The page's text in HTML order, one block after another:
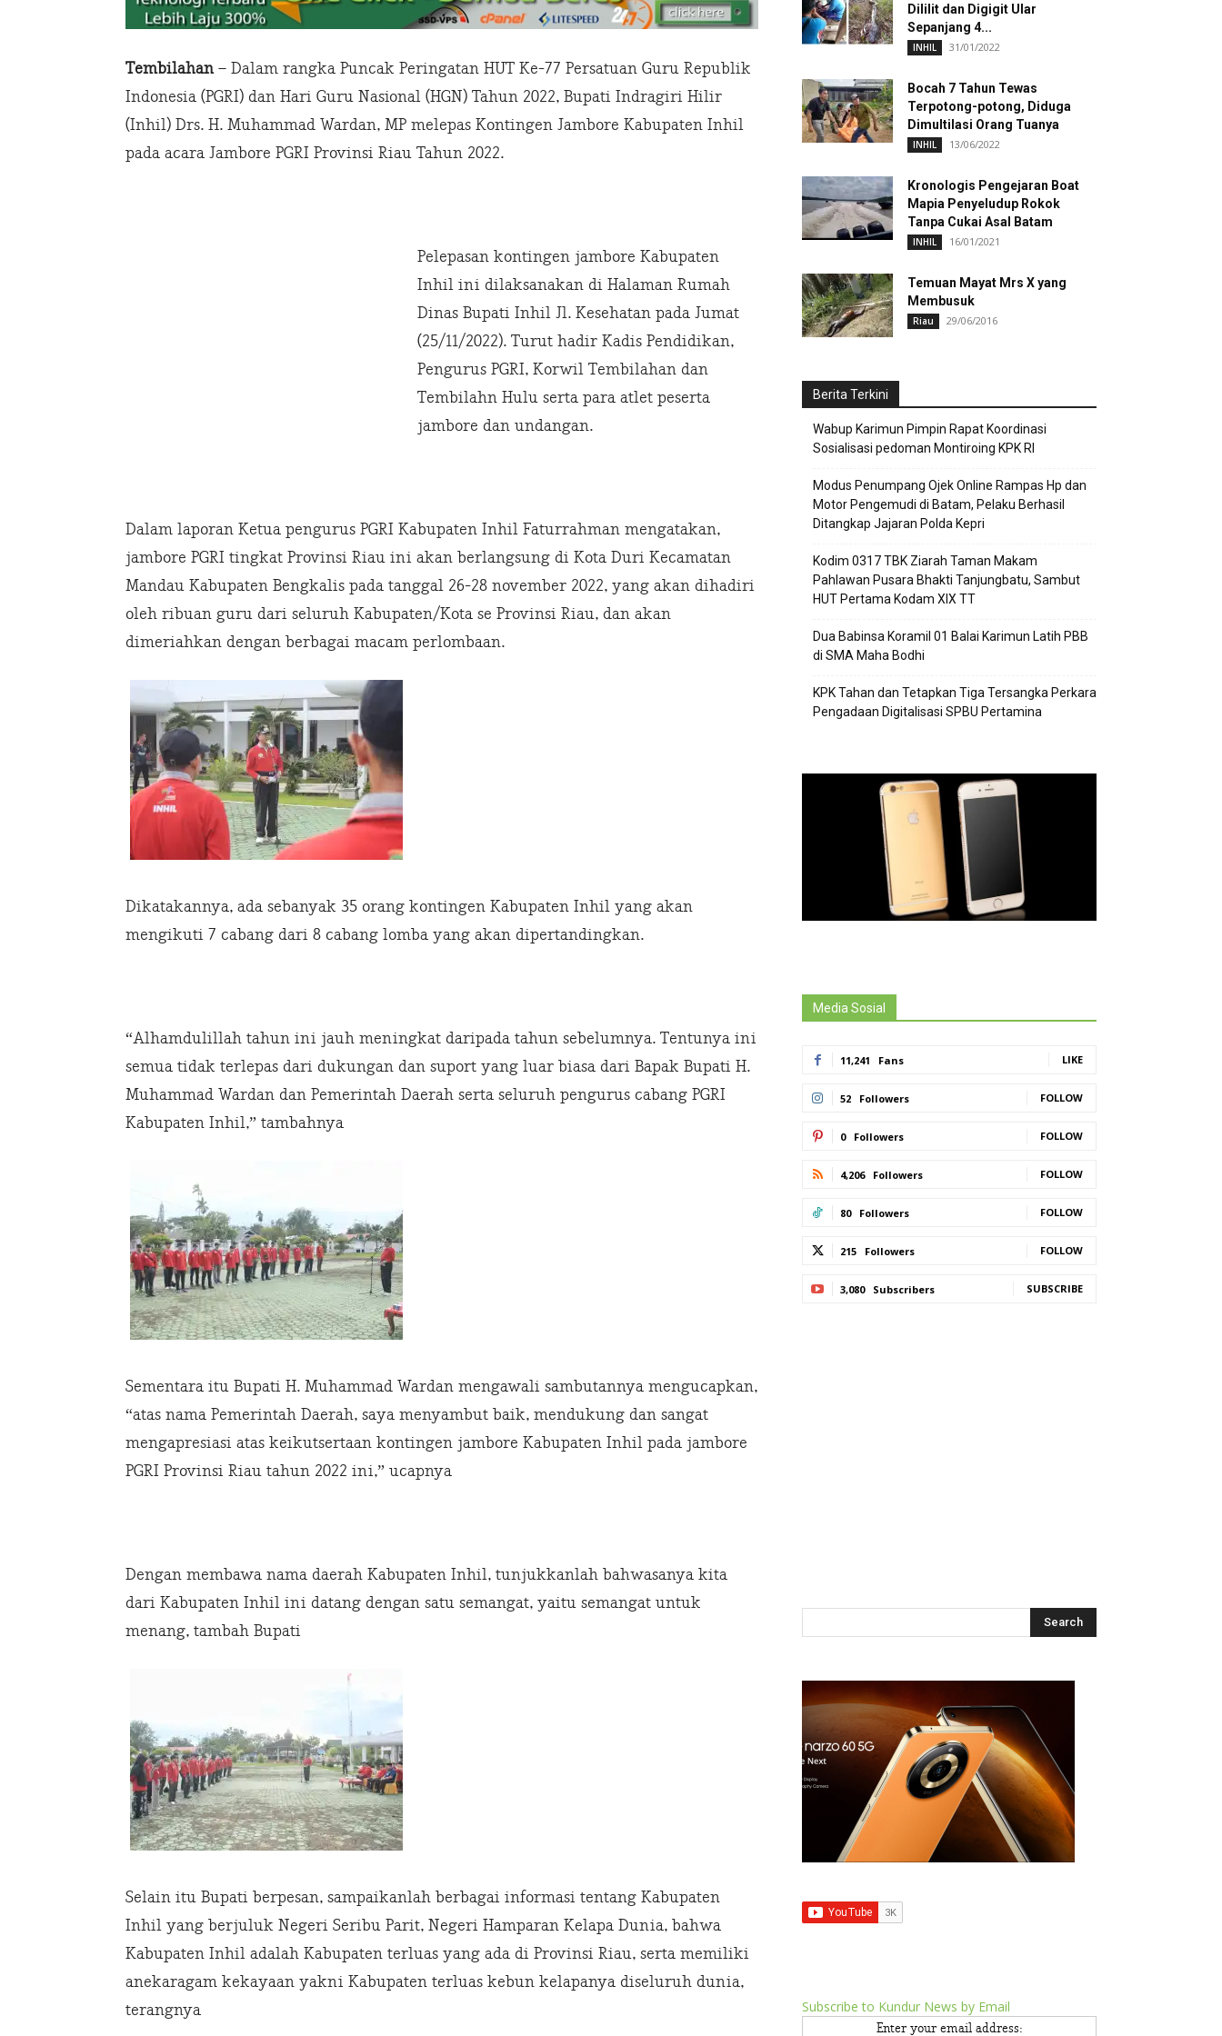
Tembilahan– Dalam rangka Puncak Peringatan HUT Ke-77 Persatuan Guru Republik
Indonesia (PGRI) dan Hari Guru Nasional (HGN) Tahun 2022, Bupati Indragiri Hilir
(Inhil) Drs. H. Muhammad Wardan, MP melepas Kontingen Jambore Kabupaten Inhil
pada acara Jambore PGRI Provinsi Riau Tahun 2022.
Pelepasan kontingen jambore Kabupaten
Inhil ini dilaksanakan di Halaman Rumah
Dinas Bupati Inhil Jl. Kesehatan pada Jumat
(25/11/2022). Turut hadir Kadis Pendidikan,
Pengurus PGRI, Korwil Tembilahan dan
Tembilahn Hulu serta para atlet peserta
jambore dan undangan.
Dalam laporan Ketua pengurus PGRI Kabupaten Inhil Faturrahman mengatakan,
jambore PGRI tingkat Provinsi Riau ini akan berlangsung di Kota Duri Kecamatan
Mandau Kabupaten Bengkalis pada tanggal 26-28 november 2022, yang akan dihadiri
oleh ribuan guru dari seluruh Kabupaten/Kota se Provinsi Riau, dan akan
dimeriahkan dengan berbagai macam perlombaan.
Dikatakannya, ada sebanyak 35 orang kontingen Kabupaten Inhil yang akan
mengikuti 7 cabang dari 8 cabang lomba yang akan dipertandingkan.
“Alhamdulillah tahun ini jauh meningkat daripada tahun sebelumnya. Tentunya ini
semua tidak terlepas dari dukungan dan suport yang luar biasa dari Bapak Bupati H.
Muhammad Wardan dan Pemerintah Daerah serta seluruh pengurus cabang PGRI
Kabupaten Inhil,” tambahnya
Sementara itu Bupati H. Muhammad Wardan mengawali sambutannya mengucapkan,
“atas nama Pemerintah Daerah, saya menyambut baik, mendukung dan sangat
mengapresiasi atas keikutsertaan kontingen jambore Kabupaten Inhil pada jambore
PGRI Provinsi Riau tahun 2022 ini,” ucapnya
Dengan membawa nama daerah Kabupaten Inhil, tunjukkanlah bahwasanya kita
dari Kabupaten Inhil ini datang dengan satu semangat, yaitu semangat untuk
menang, tambah Bupati
Selain itu Bupati berpesan, sampaikanlah berbagai informasi tentang Kabupaten
Inhil yang berjuluk Negeri Seribu Parit, Negeri Hamparan Kelapa Dunia, bahwa
Kabupaten Inhil adalah Kabupaten terluas yang ada di Provinsi Riau, serta memiliki
anekaragam kekayaan yakni Kabupaten terluas kebun kelapanya diseluruh dunia,
terangnya
Dililit dan Digigit Ular
Sepanjang 4...
INHIL 31/01/2022
Bocah 7 Tahun Tewas
Terpotong-potong, Diduga
Dimultilasi Orang Tuanya
INHIL 13/06/2022
Kronologis Pengejaran Boat
Mapia Penyeludup Rokok
Tanpa Cukai Asal Batam
INHIL 16/01/2021
Temuan Mayat Mrs X yang
Membusuk
Riau 29/06/2016
Berita Terkini
Wabup Karimun Pimpin Rapat Koordinasi
Sosialisasi pedoman Montiroing KPK RI
Modus Penumpang Ojek Online Rampas Hp dan
Motor Pengemudi di Batam, Pelaku Berhasil
Ditangkap Jajaran Polda Kepri
Kodim 0317 TBK Ziarah Taman Makam
Pahlawan Pusara Bhakti Tanjungbatu, Sambut
HUT Pertama Kodam XIX TT
Dua Babinsa Koramil 01 Balai Karimun Latih PBB
di SMA Maha Bodhi
KPK Tahan dan Tetapkan Tiga Tersangka Perkara
Pengadaan Digitalisasi SPBU Pertamina
Media Sosial
11,241 Fans LIKE
52 Followers FOLLOW
0 Followers FOLLOW
4,206 Followers FOLLOW
80 Followers FOLLOW
215 Followers FOLLOW
3,080 Subscribers SUBSCRIBE
Subscribe to Kundur News by Email
Enter your email address: